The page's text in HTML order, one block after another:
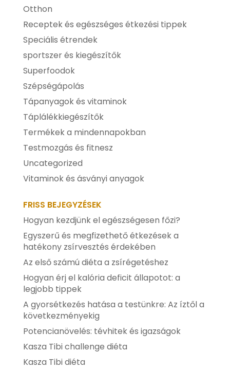
Otthon
Receptek és egészséges étkezési tippek
Speciális étrendek
sportszer és kiegészítők
Superfoodok
Szépségápolás
Tápanyagok és vitaminok
Táplálékkiegészítők
Termékek a mindennapokban
Testmozgás és fitnesz
Uncategorized
Vitaminok és ásványi anyagok
FRISS BEJEGYZÉSEK
Hogyan kezdjünk el egészségesen főzi?
Egyszerű és megfizethető étkezések a
hatékony zsírvesztés érdekében
Az első számú diéta a zsírégetéshez
Hogyan érj el kalória deficit állapotot: a
legjobb tippek
A gyorsétkezés hatása a testünkre: Az íztől a
következményekig
Potencianövelés: tévhitek és igazságok
Kasza Tibi challenge diéta
Kasza Tibi diéta